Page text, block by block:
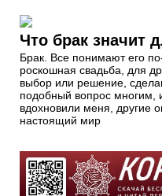
Что брак значит
Брак. Все понимают его
роскошная свадьба, для
выбор или решение,
подобный вопрос многим,
вдохновили меня, другие
настоящий мир